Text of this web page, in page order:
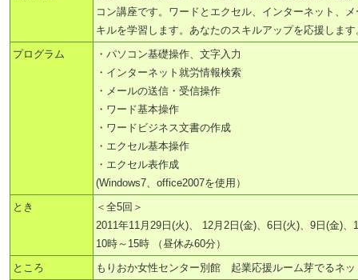
コン講座です。ワードとエクセル、インターネット、
キルを学習します。あなたのスキルアップを応援します
プログラム
・パソコン基礎操作、文字入力
・インターネット就労情報検索
・メールの送信・受信操作
・ワード基本操作
・ワードビジネス文書の作成
・エクセル基本操作
・エクセル表作成
(Windows7、office2007を使用）
とき
＜全5回＞
2011年11月29日(火)、 12月2日(金)、6日(火)、9日(金)、
10時～15時 （昼休み60分）
ところ
もりおか女性センター別館 起業応援ルーム芽でるネッ